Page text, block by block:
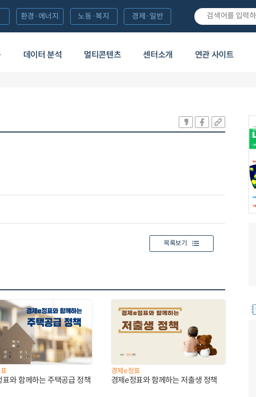
데이터 분석 멀티콘텐츠 센터소개 연관 사이트
환경·에너지 노동·복지 경제·일반
목록보기
표와 함께하는 주택공급 정책
경제e정표
경제e정표와 함께하는 저출생 정책